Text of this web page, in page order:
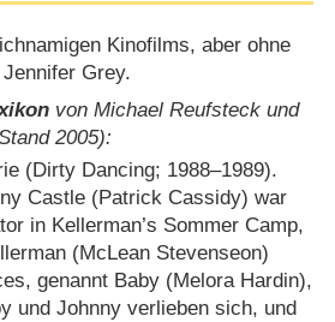
Kinofilms, aber ohne
Grey.
von Michael Reufsteck und
2005):
(Dirty Dancing; 1988⁠–⁠1989).
Castle (Patrick Cassidy) war
in Kellerman’s Sommer Camp,
(McLean Stevenseon)
genannt Baby (Melora Hardin),
und Johnny verlieben sich, und